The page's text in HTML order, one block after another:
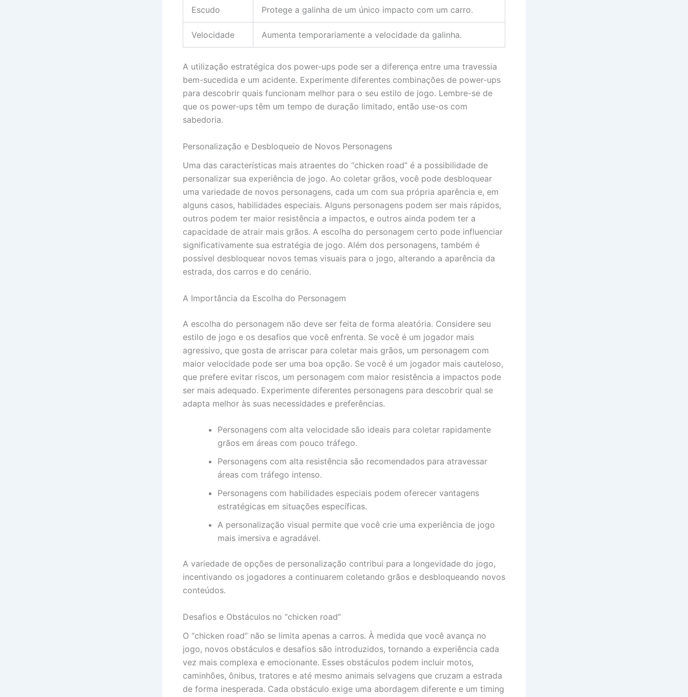
Escudo Protege a galinha de um único impacto com um carro.
Velocidade Aumenta temporariamente a velocidade da galinha.
A utilização estratégica dos power-ups pode ser a diferença entre uma travessia
bem-sucedida e um acidente. Experimente diferentes combinações de power-ups
para descobrir quais funcionam melhor para o seu estilo de jogo. Lembre-se de
que os power-ups têm um tempo de duração limitado, então use-os com
sabedoria.
Personalização e Desbloqueio de Novos Personagens
Uma das características mais atraentes do “chicken road” é a possibilidade de
personalizar sua experiência de jogo. Ao coletar grãos, você pode desbloquear
uma variedade de novos personagens, cada um com sua própria aparência e, em
alguns casos, habilidades especiais. Alguns personagens podem ser mais rápidos,
outros podem ter maior resistência a impactos, e outros ainda podem ter a
capacidade de atrair mais grãos. A escolha do personagem certo pode influenciar
significativamente sua estratégia de jogo. Além dos personagens, também é
possível desbloquear novos temas visuais para o jogo, alterando a aparência da
estrada, dos carros e do cenário.
A Importância da Escolha do Personagem
A escolha do personagem não deve ser feita de forma aleatória. Considere seu
estilo de jogo e os desafios que você enfrenta. Se você é um jogador mais
agressivo, que gosta de arriscar para coletar mais grãos, um personagem com
maior velocidade pode ser uma boa opção. Se você é um jogador mais cauteloso,
que prefere evitar riscos, um personagem com maior resistência a impactos pode
ser mais adequado. Experimente diferentes personagens para descobrir qual se
adapta melhor às suas necessidades e preferências.
Personagens com alta velocidade são ideais para coletar rapidamente
grãos em áreas com pouco tráfego.
Personagens com alta resistência são recomendados para atravessar
áreas com tráfego intenso.
Personagens com habilidades especiais podem oferecer vantagens
estratégicas em situações específicas.
A personalização visual permite que você crie uma experiência de jogo
mais imersiva e agradável.
A variedade de opções de personalização contribui para a longevidade do jogo,
incentivando os jogadores a continuarem coletando grãos e desbloqueando novos
conteúdos.
Desafios e Obstáculos no “chicken road”
O “chicken road” não se limita apenas a carros. À medida que você avança no
jogo, novos obstáculos e desafios são introduzidos, tornando a experiência cada
vez mais complexa e emocionante. Esses obstáculos podem incluir motos,
caminhões, ônibus, tratores e até mesmo animais selvagens que cruzam a estrada
de forma inesperada. Cada obstáculo exige uma abordagem diferente e um timing